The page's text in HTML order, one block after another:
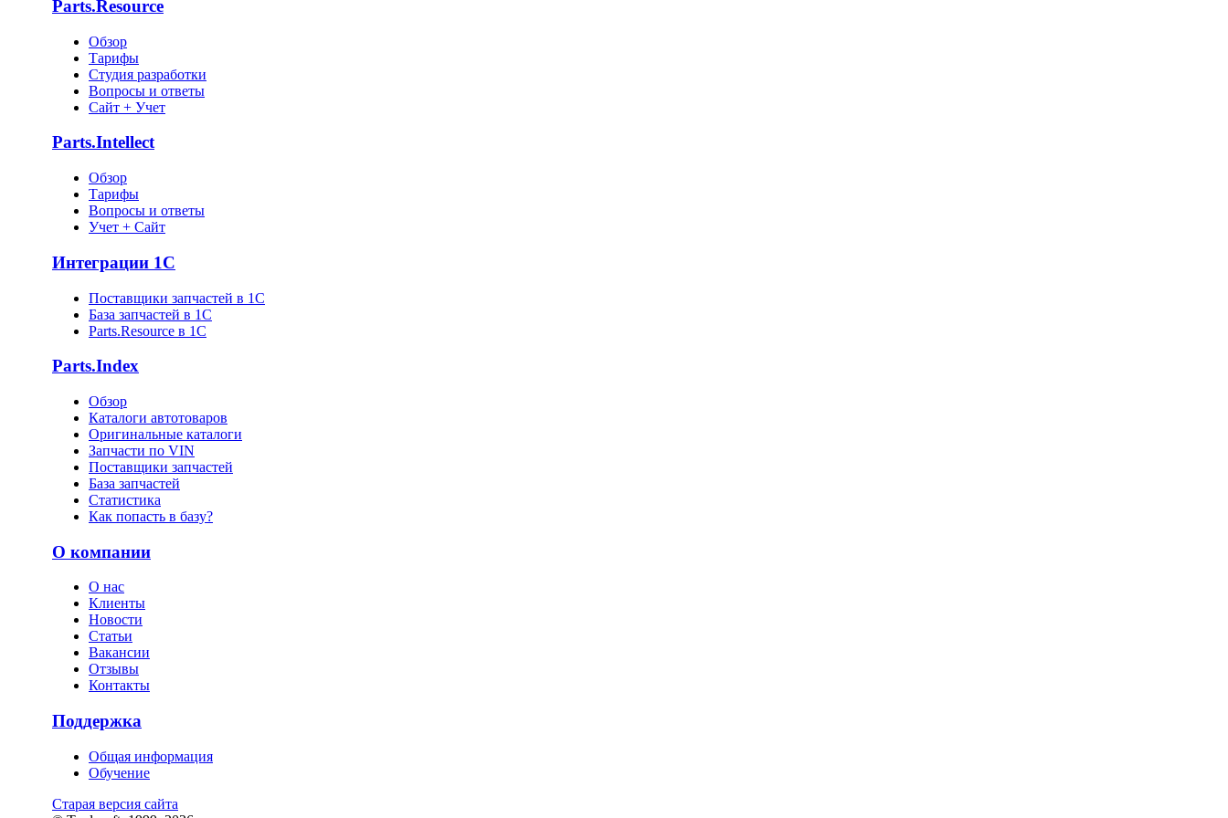
Parts.Resource
Обзор
Тарифы
Студия разработки
Вопросы и ответы
Сайт + Учет
Parts.Intellect
Обзор
Тарифы
Вопросы и ответы
Учет + Сайт
Интеграции 1С
Поставщики запчастей в 1C
База запчастей в 1С
Parts.Resource в 1C
Parts.Index
Обзор
Каталоги автотоваров
Оригинальные каталоги
Запчасти по VIN
Поставщики запчастей
База запчастей
Статистика
Как попасть в базу?
О компании
О нас
Клиенты
Новости
Статьи
Вакансии
Отзывы
Контакты
Поддержка
Общая информация
Обучение
Старая версия сайта